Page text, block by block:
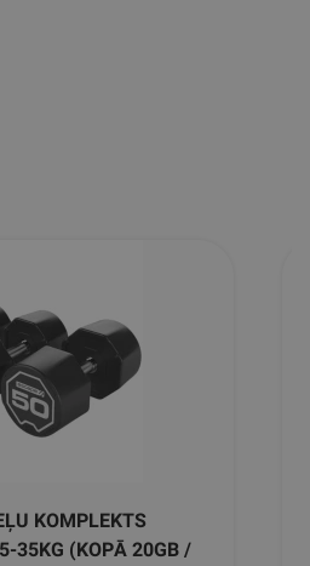
KOMPLEKTS
35KG (KOPĀ 20GB /